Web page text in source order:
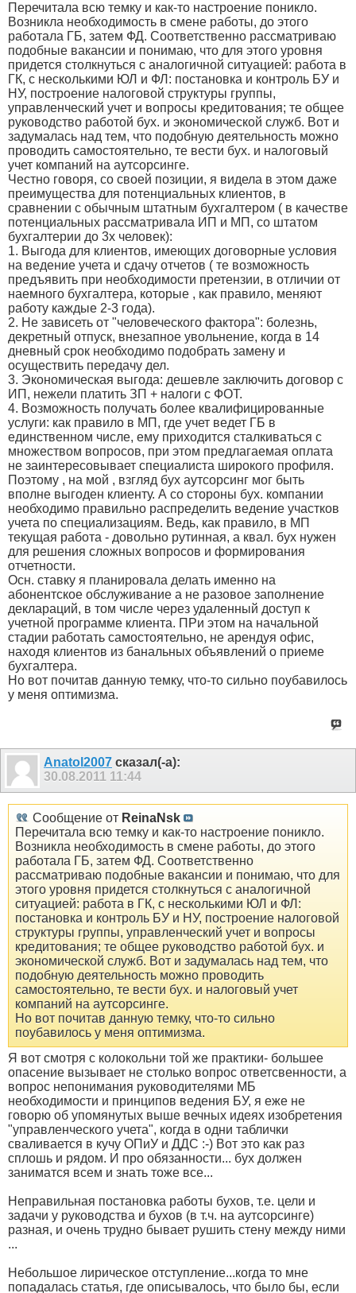
Перечитала всю темку и как-то настроение поникло.
Возникла необходимость в смене работы, до этого
работала ГБ, затем ФД. Соответственно рассматриваю
подобные вакансии и понимаю, что для этого уровня
придется столкнуться с аналогичной ситуацией: работа в
ГК, с несколькими ЮЛ и ФЛ: постановка и контроль БУ и
НУ, построение налоговой структуры группы,
управленческий учет и вопросы кредитования; те общее
руководство работой бух. и экономической служб. Вот и
задумалась над тем, что подобную деятельность можно
проводить самостоятельно, те вести бух. и налоговый
учет компаний на аутсорсинге.
Честно говоря, со своей позиции, я видела в этом даже
преимущества для потенциальных клиентов, в
сравнении с обычным штатным бухгалтером ( в качестве
потенциальных рассматривала ИП и МП, со штатом
бухгалтерии до 3х человек):
1. Выгода для клиентов, имеющих договорные условия
на ведение учета и сдачу отчетов ( те возможность
предъявить при необходимости претензии, в отличии от
наемного бухгалтера, которые , как правило, меняют
работу каждые 2-3 года).
2. Не зависеть от "человеческого фактора": болезнь,
декретный отпуск, внезапное увольнение, когда в 14
дневный срок необходимо подобрать замену и
осуществить передачу дел.
3. Экономическая выгода: дешевле заключить договор с
ИП, нежели платить ЗП + налоги с ФОТ.
4. Возможность получать более квалифицированные
услуги: как правило в МП, где учет ведет ГБ в
единственном числе, ему приходится сталкиваться с
множеством вопросов, при этом предлагаемая оплата
не заинтересовывает специалиста широкого профиля.
Поэтому , на мой , взгляд бух аутсорсинг мог быть
вполне выгоден клиенту. А со стороны бух. компании
необходимо правильно распределить ведение участков
учета по специализациям. Ведь, как правило, в МП
текущая работа - довольно рутинная, а квал. бух нужен
для решения сложных вопросов и формирования
отчетности.
Осн. ставку я планировала делать именно на
абонентское обслуживание а не разовое заполнение
деклараций, в том числе через удаленный доступ к
учетной программе клиента. ПРи этом на начальной
стадии работать самостоятельно, не арендуя офис,
находя клиентов из банальных объявлений о приеме
бухгалтера.
Но вот почитав данную темку, что-то сильно поубавилось
у меня оптимизма.
Anatol2007 сказал(-а):
30.08.2011 11:44
Сообщение от ReinaNsk
Перечитала всю темку и как-то настроение поникло.
Возникла необходимость в смене работы, до этого
работала ГБ, затем ФД. Соответственно
рассматриваю подобные вакансии и понимаю, что для
этого уровня придется столкнуться с аналогичной
ситуацией: работа в ГК, с несколькими ЮЛ и ФЛ:
постановка и контроль БУ и НУ, построение налоговой
структуры группы, управленческий учет и вопросы
кредитования; те общее руководство работой бух. и
экономической служб. Вот и задумалась над тем, что
подобную деятельность можно проводить
самостоятельно, те вести бух. и налоговый учет
компаний на аутсорсинге.
Но вот почитав данную темку, что-то сильно
поубавилось у меня оптимизма.
Я вот смотря с колокольни той же практики- большее
опасение вызывает не столько вопрос ответсвенности, а
вопрос непонимания руководителями МБ
необходимости и принципов ведения БУ, я еже не
говорю об упомянутых выше вечных идеях изобретения
"управленческого учета", когда в одни таблички
сваливается в кучу ОПиУ и ДДС :-) Вот это как раз
сплошь и рядом. И про обязанности... бух должен
заниматся всем и знать тоже все...
Неправильная постановка работы бухов, т.е. цели и
задачи у руководства и бухов (в т.ч. на аутсорсинге)
разная, и очень трудно бывает рушить стену между ними
...
Небольшое лирическое отступление...когда то мне
попадалась статья, где описывалось, что было бы, если